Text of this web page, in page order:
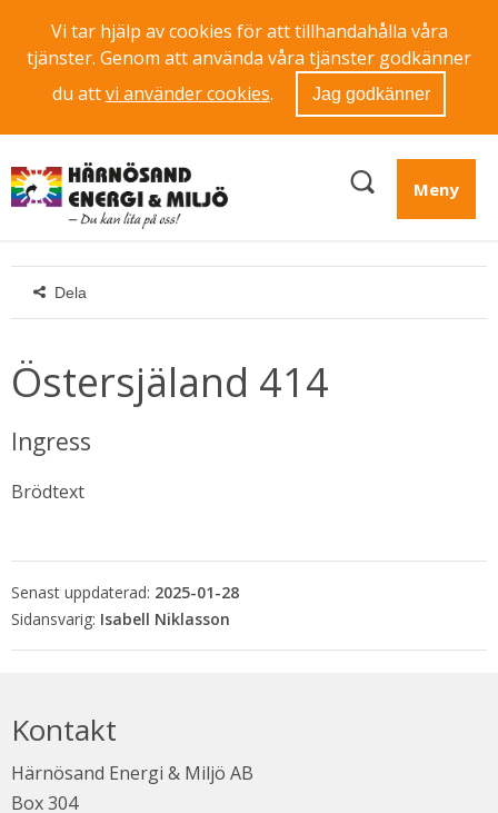
Vi tar hjälp av cookies för att tillhandahålla våra
tjänster. Genom att använda våra tjänster godkänner
du attvi använder cookies. Jag godkänner
Meny
Dela
Östersjäland 414
Ingress
Brödtext
Senast uppdaterad: 2025-01-28
Isabell Niklasson
Kontakt
Härnösand Energi & Miljö AB
Box 304